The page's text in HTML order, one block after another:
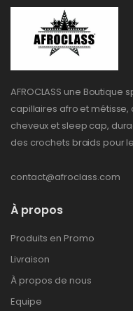
AFROCLASS une
capillaires afro et
cheveux et sleep cap,
des crochets braids pour
contact@afroclass.com
À propos
Produits en Promo
Livraison
À propos de nous
Equipe